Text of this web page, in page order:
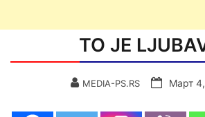
TO JE
MEDIA-PS.RS Март